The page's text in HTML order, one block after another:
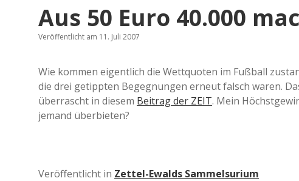
Aus 50 Euro 40.000
Veröffentlicht am 11. Juli 2007
Wie kommen eigentlich die Wettquoten im Fußball
die drei getippten Begegnungen erneut falsch waren.
überrascht in diesem Beitrag der ZEIT. Mein
jemand überbieten?
Veröffentlicht in Zettel-Ewalds Sammelsurium